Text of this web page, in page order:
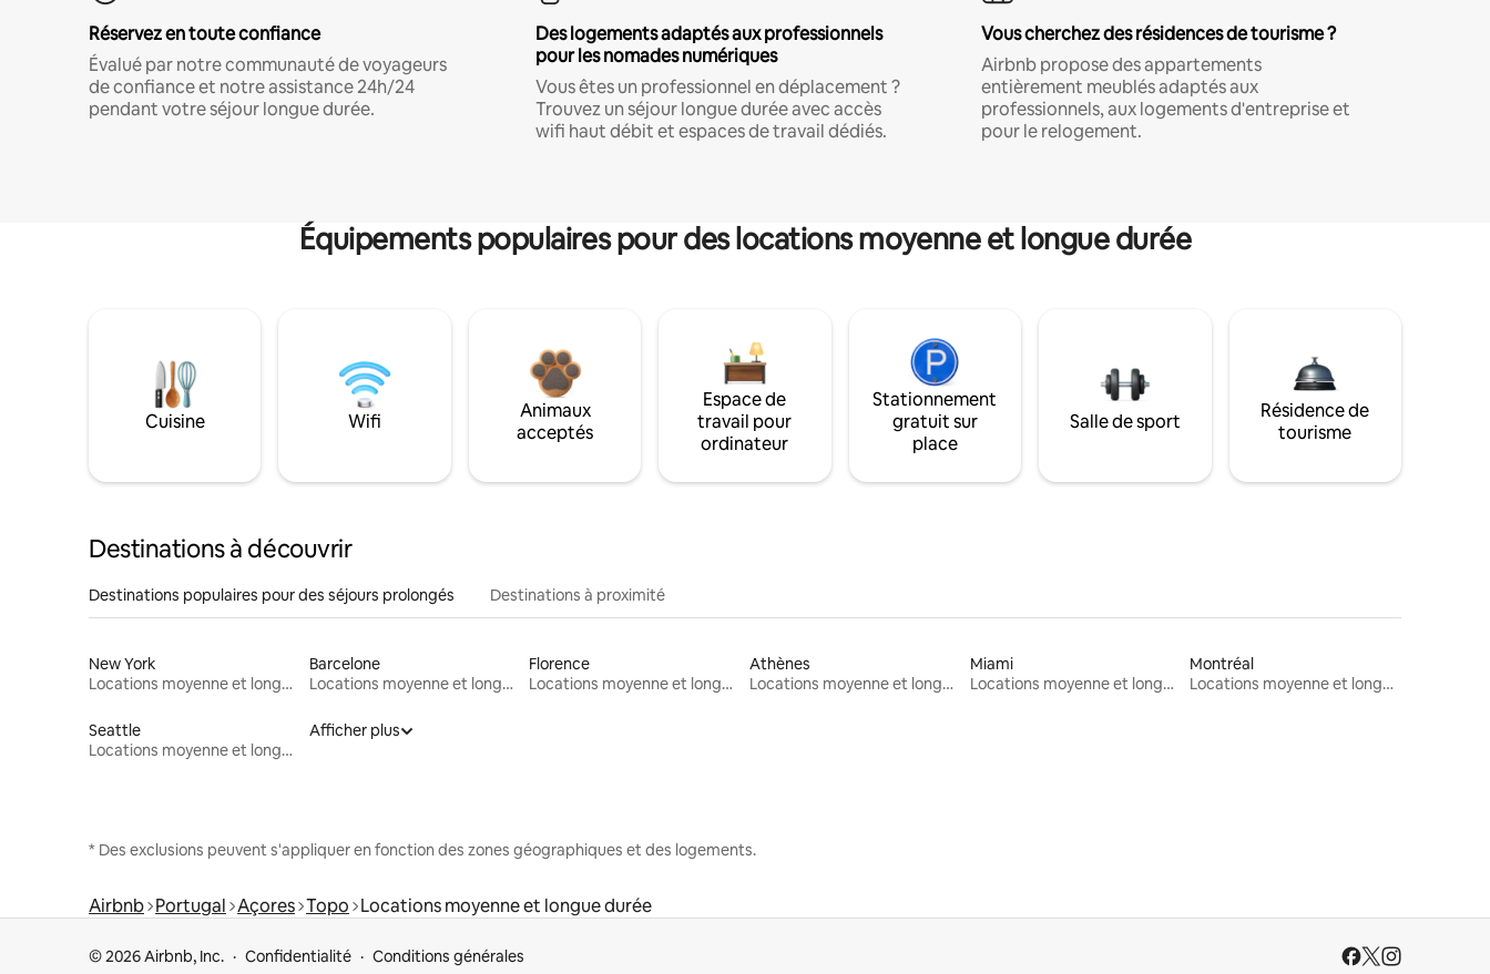
Réservez en toute confiance
Évalué par notre communauté de voyageurs
de confiance et notre assistance 24h/24
pendant votre séjour longue durée.
Des logements adaptés aux professionnels
pour les nomades numériques
Vous êtes un professionnel en déplacement ?
Trouvez un séjour longue durée avec accès
wifi haut débit et espaces de travail dédiés.
Vous cherchez des résidences de tourisme ?
Airbnb propose des appartements
entièrement meublés adaptés aux
professionnels, aux logements d'entreprise et
pour le relogement.
Équipements populaires pour des locations moyenne et longue durée
Cuisine Wifi
Animaux
acceptés
Espace de
travail pour
ordinateur
Stationnement
gratuit sur
place
Salle de sport
Résidence de
tourisme
Destinations à découvrir
Destinations populaires pour des séjours prolongés Destinations à proximité
New York
Locations moyenne et longue durée
Barcelone
Locations moyenne et longue durée
Florence
Locations moyenne et longue durée
Athènes
Locations moyenne et longue durée
Miami
Locations moyenne et longue durée
Montréal
Locations moyenne et longue durée
Seattle
Locations moyenne et longue durée
Afficher plus
* Des exclusions peuvent s'appliquer en fonction des zones géographiques et des logements.
Airbnb Portugal Açores Topo Locations moyenne et longue durée
© 2026 Airbnb, Inc. Confidentialité Conditions générales